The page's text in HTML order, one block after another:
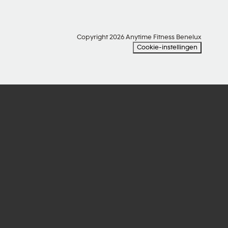
Copyright 2026 Anytime Fitness Benelux
Cookie-instellingen